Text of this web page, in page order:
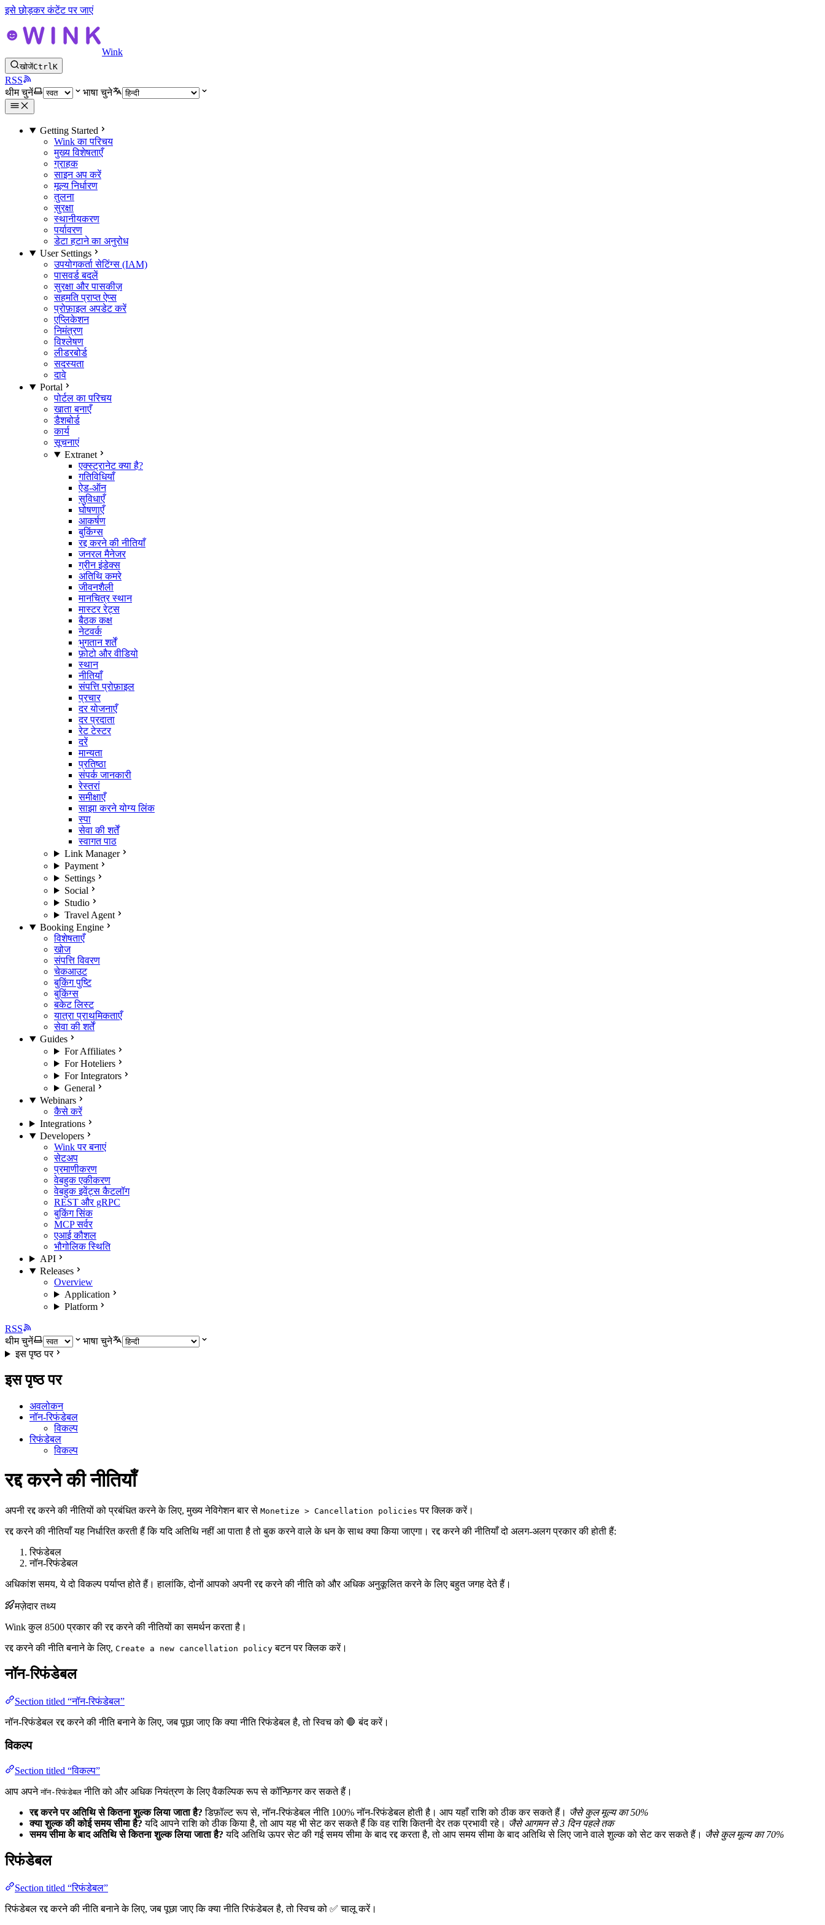
इसे छोड़कर कंटेंट पर जाएं
Wink
खोजेंCtrlK
RSS
थीम चुनें
भाषा चुने
Getting Started
Wink का परिचय
मुख्य विशेषताएँ
ग्राहक
साइन अप करें
मूल्य निर्धारण
तुलना
सुरक्षा
स्थानीयकरण
पर्यावरण
डेटा हटाने का अनुरोध
User Settings
उपयोगकर्ता सेटिंग्स (IAM)
पासवर्ड बदलें
सुरक्षा और पासकीज़
सहमति प्राप्त ऐप्स
प्रोफ़ाइल अपडेट करें
एप्लिकेशन
निमंत्रण
विश्लेषण
लीडरबोर्ड
सदस्यता
दावे
Portal
पोर्टल का परिचय
खाता बनाएँ
डैशबोर्ड
कार्य
सूचनाएं
Extranet
एक्स्ट्रानेट क्या है?
गतिविधियाँ
ऐड-ऑन
सुविधाएँ
घोषणाएँ
आकर्षण
बुकिंग्स
रद्द करने की नीतियाँ
जनरल मैनेजर
ग्रीन इंडेक्स
अतिथि कमरे
जीवनशैली
मानचित्र स्थान
मास्टर रेट्स
बैठक कक्ष
नेटवर्क
भुगतान शर्तें
फ़ोटो और वीडियो
स्थान
नीतियाँ
संपत्ति प्रोफ़ाइल
प्रचार
दर योजनाएँ
दर प्रदाता
रेट टेस्टर
दरें
मान्यता
प्रतिष्ठा
संपर्क जानकारी
रेस्तरां
समीक्षाएँ
साझा करने योग्य लिंक
स्पा
सेवा की शर्तें
स्वागत पाठ
Link Manager
Payment
Settings
Social
Studio
Travel Agent
Booking Engine
विशेषताएँ
खोज
संपत्ति विवरण
चेकआउट
बुकिंग पुष्टि
बुकिंग्स
बकेट लिस्ट
यात्रा प्राथमिकताएँ
सेवा की शर्तें
Guides
For Affiliates
For Hoteliers
For Integrators
General
Webinars
कैसे करें
Integrations
Developers
Wink पर बनाएं
सेटअप
प्रमाणीकरण
वेबहुक एकीकरण
वेबहुक इवेंट्स कैटलॉग
REST और gRPC
बुकिंग सिंक
MCP सर्वर
एआई कौशल
भौगोलिक स्थिति
API
Releases
Overview
Application
Platform
RSS
थीम चुनें
भाषा चुने
इस पृष्ठ पर
इस पृष्ठ पर
अवलोकन
नॉन-रिफंडेबल
विकल्प
रिफंडेबल
विकल्प
रद्द करने की नीतियाँ
अपनी रद्द करने की नीतियों को प्रबंधित करने के लिए, मुख्य नेविगेशन बार से Monetize > Cancellation policies पर क्लिक करें।
रद्द करने की नीतियाँ यह निर्धारित करती हैं कि यदि अतिथि नहीं आ पाता है तो बुक करने वाले के धन के साथ क्या किया जाएगा। रद्द करने की नीतियाँ दो अलग-अलग प्रकार की होती हैं:
रिफंडेबल
नॉन-रिफंडेबल
अधिकांश समय, ये दो विकल्प पर्याप्त होते हैं। हालांकि, दोनों आपको अपनी रद्द करने की नीति को और अधिक अनुकूलित करने के लिए बहुत जगह देते हैं।
मज़ेदार तथ्य
Wink कुल 8500 प्रकार की रद्द करने की नीतियों का समर्थन करता है।
रद्द करने की नीति बनाने के लिए, Create a new cancellation policy बटन पर क्लिक करें।
नॉन-रिफंडेबल
Section titled “नॉन-रिफंडेबल”
नॉन-रिफंडेबल रद्द करने की नीति बनाने के लिए, जब पूछा जाए कि क्या नीति रिफंडेबल है, तो स्विच को 🛑 बंद करें।
विकल्प
Section titled “विकल्प”
आप अपनेनॉन-रिफंडेबल नीति को और अधिक नियंत्रण के लिए वैकल्पिक रूप से कॉन्फ़िगर कर सकते हैं।
रद्द करने पर अतिथि से कितना शुल्क लिया जाता है? डिफ़ॉल्ट रूप से, नॉन-रिफंडेबल नीति 100% नॉन-रिफंडेबल होती है। आप यहाँ राशि को ठीक कर सकते हैं। जैसे कुल मूल्य का 50%
क्या शुल्क की कोई समय सीमा है? यदि आपने राशि को ठीक किया है, तो आप यह भी सेट कर सकते हैं कि वह राशि कितनी देर तक प्रभावी रहे। जैसे आगमन से 3 दिन पहले तक
समय सीमा के बाद अतिथि से कितना शुल्क लिया जाता है? यदि अतिथि ऊपर सेट की गई समय सीमा के बाद रद्द करता है, तो आप समय सीमा के बाद अतिथि से लिए जाने वाले शुल्क को सेट कर सकते हैं। जैसे कुल मूल्य का 70%
रिफंडेबल
Section titled “रिफंडेबल”
रिफंडेबल रद्द करने की नीति बनाने के लिए, जब पूछा जाए कि क्या नीति रिफंडेबल है, तो स्विच को ✅ चालू करें।